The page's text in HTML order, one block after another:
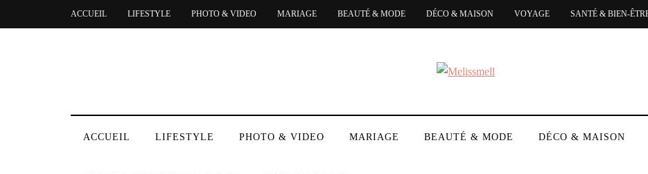
ACCUEIL LIFESTYLE PHOTO & VIDEO MARIAGE BEAUTÉ & MODE DÉCO & MAISON VOYAGE SANTÉ & BIEN-
ACCUEIL LIFESTYLE PHOTO & VIDEO MARIAGE BEAUTÉ & MODE DÉCO & MAISON